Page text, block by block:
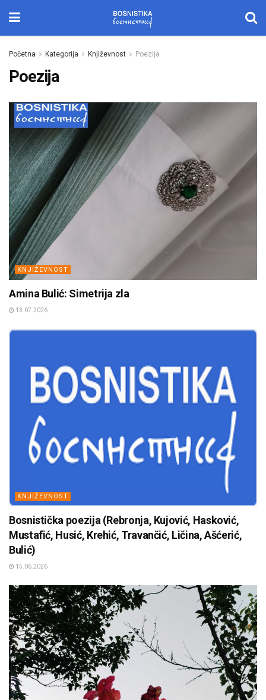
Početna Kategorija Književnost Poezija
Poezija
KNJIŽEVNOST
Amina Bulić: Simetrija zla
13.07.2026
KNJIŽEVNOST
Bosnistička poezija (Rebronja, Kujović, Hasković,
Mustafić, Husić, Krehić, Travančić, Ličina, Ašćerić,
Bulić)
15.06.2026